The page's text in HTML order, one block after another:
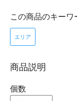
この商品のキーワ
エリア
商品説明
個数